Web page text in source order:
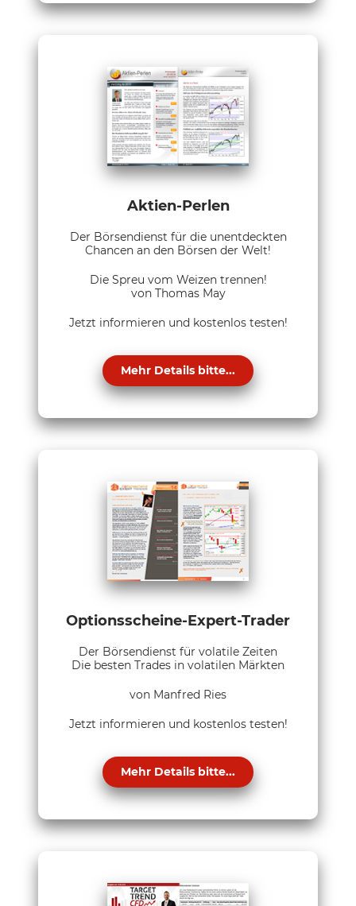
Aktien-Perlen
Der Börsendienst für die unentdeckten
Chancen an den Börsen der Welt!
Die Spreu vom Weizen trennen!
von Thomas May
Jetzt informieren und kostenlos testen!
Mehr Details bitte...
Optionsscheine-Expert-Trader
Der Börsendienst für volatile Zeiten
Die besten Trades in volatilen Märkten
von Manfred Ries
Jetzt informieren und kostenlos testen!
Mehr Details bitte...